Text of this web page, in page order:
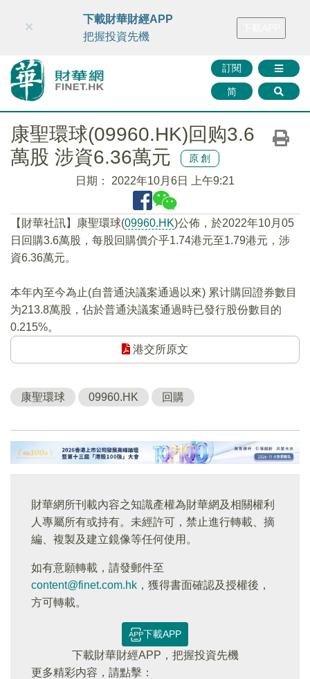
財華智庫網 FINTV FINMETA 財華證券 媒體矩陣
訂閱
简
×
下載財華財經APP
把握投資先機
康聖環球(09960.HK)回购3.6
萬股 涉資6.36萬元
原創
日期： 2022年10月6日 上午9:21
【財華社訊】康聖環球(09960.HK)公佈，於2022年10月05
日回購3.6萬股，每股回購價介乎1.74港元至1.79港元，涉
資6.36萬元。
本年內至今為止(自普通決議案通過以來) 累计購回證券數目
为213.8萬股，佔於普通決議案通過時已發行股份數目的
0.215%。
港交所原文
康聖環球 09960.HK 回購
財華網所刊載內容之知識產權為財華網及相關權利
人專屬所有或持有。未經許可，禁止進行轉載、摘
編、複製及建立鏡像等任何使用。
如有意願轉載，請發郵件至
content@finet.com.hk ，獲得書面確認及授權後，
方可轉載。
下載APP
下載財華財經APP，把握投資先機
更多精彩内容，請點擊：